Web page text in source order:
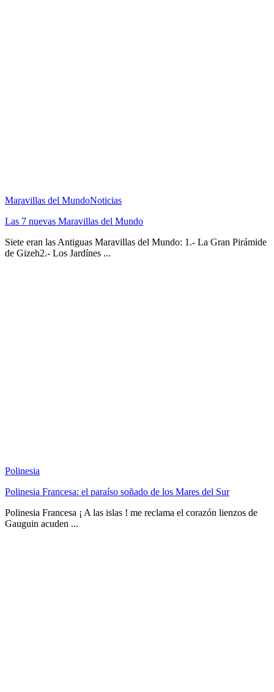
Maravillas del MundoNoticias
Las 7 nuevas Maravillas del Mundo
Siete eran las Antiguas Maravillas del Mundo: 1.- La Gran Pirámide
de Gizeh2.- Los Jardínes ...
Polinesia
Polinesia Francesa: el paraíso soñado de los Mares del Sur
Polinesia Francesa ¡ A las islas ! me reclama el corazón lienzos de
Gauguin acuden ...